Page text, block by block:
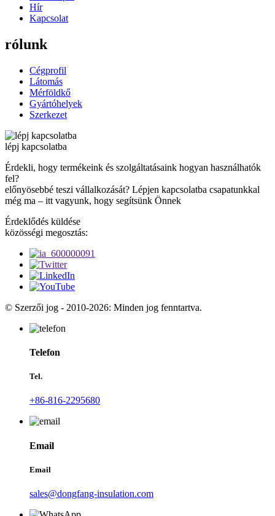
Hír
Kapcsolat
rólunk
Cégprofil
Látomás
Mérföldkő
Gyártóhelyek
Szerkezet
lépj kapcsolatba
Érdekli, hogy termékeink és szolgáltatásaink hogyan használhatók
fel?
előnyösebbé teszi vállalkozását? Lépjen kapcsolatba csapatunkkal
még ma – itt vagyunk, hogy segítsünk Önnek
Érdeklődés küldése
közösségi megosztás:
© Szerzői jog - 2010-2026: Minden jog fenntartva.
Telefon
Tel.
+86-816-2295680
Email
Email
sales@dongfang-insulation.com